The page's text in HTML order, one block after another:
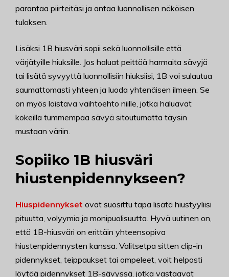
parantaa piirteitäsi ja antaa luonnollisen näköisen
tuloksen.
Lisäksi 1B hiusväri sopii sekä luonnollisille että
värjätyille hiuksille. Jos haluat peittää harmaita sävyjä
tai lisätä syvyyttä luonnollisiin hiuksiisi, 1B voi sulautua
saumattomasti yhteen ja luoda yhtenäisen ilmeen. Se
on myös loistava vaihtoehto niille, jotka haluavat
kokeilla tummempaa sävyä sitoutumatta täysin
mustaan väriin.
Sopiiko 1B hiusväri
hiustenpidennykseen?
Hiuspidennykset ovat suosittu tapa lisätä hiustyyliisi
pituutta, volyymia ja monipuolisuutta. Hyvä uutinen on,
että 1B-hiusväri on erittäin yhteensopiva
hiustenpidennysten kanssa. Valitsetpa sitten clip-in
pidennykset, teippaukset tai ompeleet, voit helposti
löytää pidennykset 1B-sävyssä, jotka vastaavat